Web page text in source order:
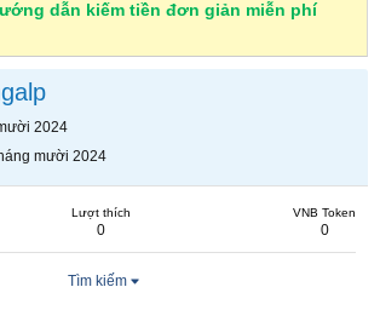
dẫn kiếm tiền đơn giản miễn phí
2024
mười 2024
Lượt thích
0
VNB Token
0
Tìm kiếm